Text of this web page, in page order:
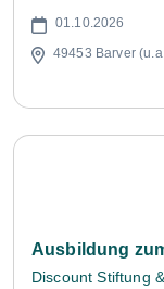
01.10.2026
49453 Barver
Ausbildung
Discount Stiftung